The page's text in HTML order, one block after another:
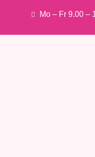
Mo – Fr 9.00 –